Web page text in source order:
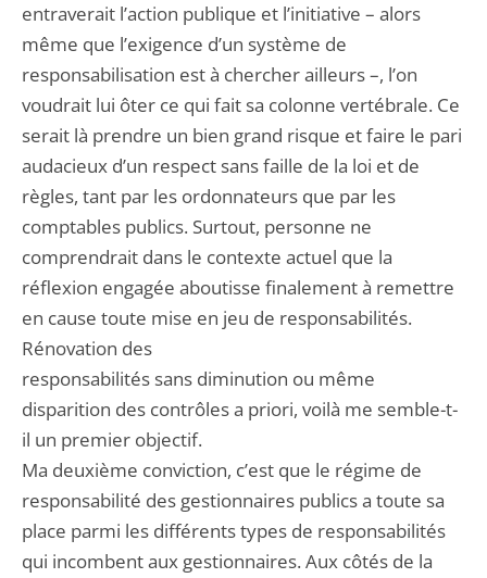
entraverait l’action publique et l’initiative – alors
même que l’exigence d’un système de
responsabilisation est à chercher ailleurs –, l’on
voudrait lui ôter ce qui fait sa colonne vertébrale. Ce
serait là prendre un bien grand risque et faire le pari
audacieux d’un respect sans faille de la loi et de
règles, tant par les ordonnateurs que par les
comptables publics. Surtout, personne ne
comprendrait dans le contexte actuel que la
réflexion engagée aboutisse finalement à remettre
en cause toute mise en jeu de responsabilités.
Rénovation des
responsabilités sans diminution ou même
disparition des contrôles a priori, voilà me semble-t-
il un premier objectif.
Ma deuxième conviction, c’est que le régime de
responsabilité des gestionnaires publics a toute sa
place parmi les différents types de responsabilités
qui incombent aux gestionnaires. Aux côtés de la